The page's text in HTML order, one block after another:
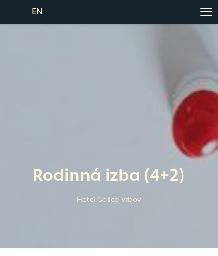
EN
Rodinná izba (4+2)
Hotel Galica Vrbov